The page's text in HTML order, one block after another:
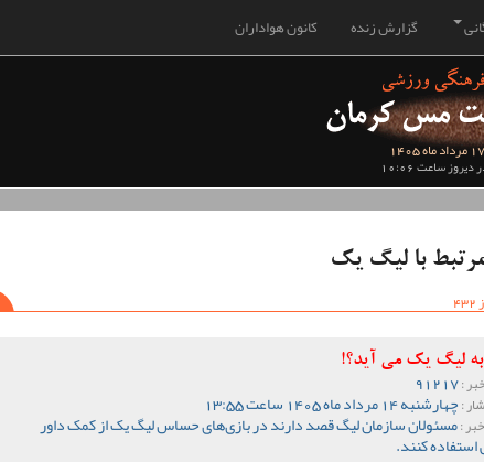
کانون هواداران گزارش زنده
ساعت 10:06
مرتبط با لیگ یک
:
91217
:چهارشنبه 14 مرداد ماه 1405 ساعت 13:55
:مسئولان سازمان لیگ قصد دارند در بازی‌های حساس لیگ یک از کمک داور
استفاده کنند.